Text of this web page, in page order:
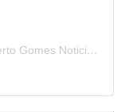
Uma publicação partilhada por Blog Adalberto Gomes Noticias (@blogadalbertogomesnoticiass)